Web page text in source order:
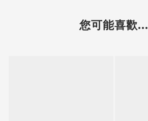
您可能喜歡...